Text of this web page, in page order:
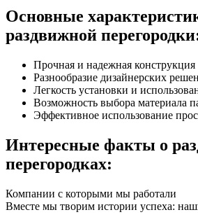
Основные
раздвижной
Прочная и надежная конструкция
Разнообразие дизайнерских
Легкость установки и
Возможность выбора материала
Эффективное использование
Интересные факты о
перегородках:
Компании с которыми мы работали
Вместе мы творим истории успеха: